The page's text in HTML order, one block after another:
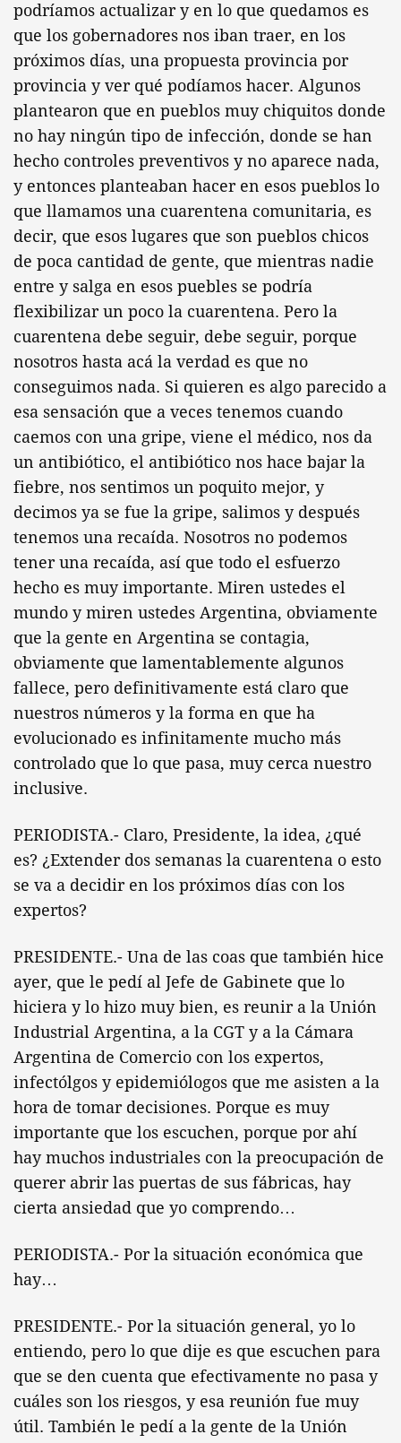
podríamos actualizar y en lo que quedamos es
que los gobernadores nos iban traer, en los
próximos días, una propuesta provincia por
provincia y ver qué podíamos hacer. Algunos
plantearon que en pueblos muy chiquitos donde
no hay ningún tipo de infección, donde se han
hecho controles preventivos y no aparece nada,
y entonces planteaban hacer en esos pueblos lo
que llamamos una cuarentena comunitaria, es
decir, que esos lugares que son pueblos chicos
de poca cantidad de gente, que mientras nadie
entre y salga en esos puebles se podría
flexibilizar un poco la cuarentena. Pero la
cuarentena debe seguir, debe seguir, porque
nosotros hasta acá la verdad es que no
conseguimos nada. Si quieren es algo parecido a
esa sensación que a veces tenemos cuando
caemos con una gripe, viene el médico, nos da
un antibiótico, el antibiótico nos hace bajar la
fiebre, nos sentimos un poquito mejor, y
decimos ya se fue la gripe, salimos y después
tenemos una recaída. Nosotros no podemos
tener una recaída, así que todo el esfuerzo
hecho es muy importante. Miren ustedes el
mundo y miren ustedes Argentina, obviamente
que la gente en Argentina se contagia,
obviamente que lamentablemente algunos
fallece, pero definitivamente está claro que
nuestros números y la forma en que ha
evolucionado es infinitamente mucho más
controlado que lo que pasa, muy cerca nuestro
inclusive.
PERIODISTA.- Claro, Presidente, la idea, ¿qué
es? ¿Extender dos semanas la cuarentena o esto
se va a decidir en los próximos días con los
expertos?
PRESIDENTE.- Una de las coas que también hice
ayer, que le pedí al Jefe de Gabinete que lo
hiciera y lo hizo muy bien, es reunir a la Unión
Industrial Argentina, a la CGT y a la Cámara
Argentina de Comercio con los expertos,
infectólgos y epidemiólogos que me asisten a la
hora de tomar decisiones. Porque es muy
importante que los escuchen, porque por ahí
hay muchos industriales con la preocupación de
querer abrir las puertas de sus fábricas, hay
cierta ansiedad que yo comprendo…
PERIODISTA.- Por la situación económica que
hay…
PRESIDENTE.- Por la situación general, yo lo
entiendo, pero lo que dije es que escuchen para
que se den cuenta que efectivamente no pasa y
cuáles son los riesgos, y esa reunión fue muy
útil. También le pedí a la gente de la Unión